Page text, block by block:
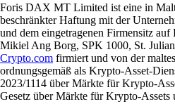
Foris DAX MT Limited ist eine in
beschränkter Haftung mit der
und dem eingetragenen Firmensitz
Mikiel Ang Borg, SPK 1000, St.
Crypto.com firmiert und von der
ordnungsgemäß als Krypto-Asset-
2023/1114 über Märkte für Krypto-
Gesetz über Märkte für Krypto-Assets